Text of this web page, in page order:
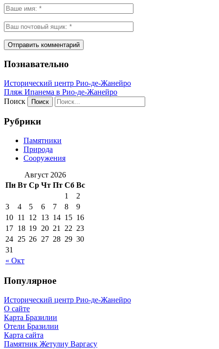
Познавательно
Исторический центр Рио-де-Жанейро
Пляж Ипанема в Рио-де-Жанейро
Поиск
Рубрики
Памятники
Природа
Сооружения
Август 2026
Пн Вт Ср Чт Пт Сб Вс
« Окт
1
2
3
4 5 6 7 8
9
10 11 12 13 14 15 16
17 18 19 20 21 22 23
24 25 26 27 28 29 30
31
Популярное
Исторический центр Рио-де-Жанейро
О сайте
Карта Бразилии
Отели Бразилии
Карта сайта
Памятник Жетулиу Варгасу